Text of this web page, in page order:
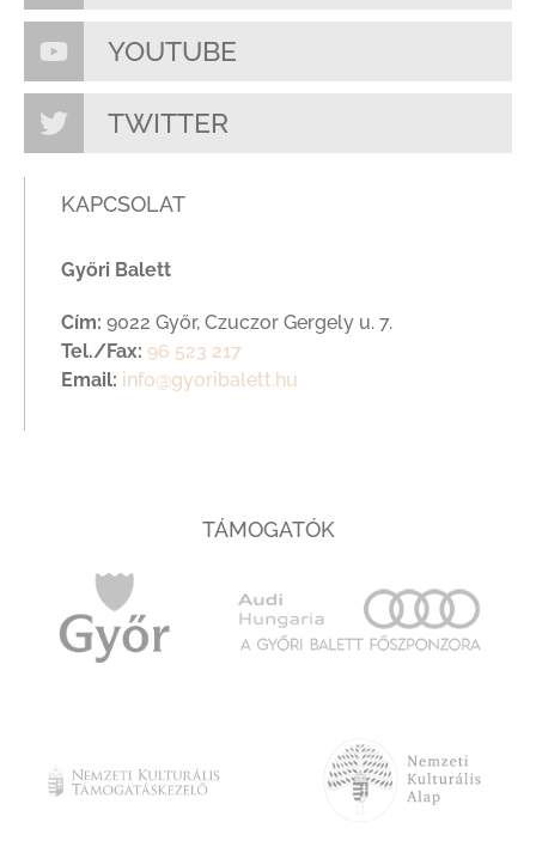
YOUTUBE
TWITTER
KAPCSOLAT
Győri Balett
Cím: 9022 Győr, Czuczor Gergely u. 7.
Tel./Fax: 96 523 217
Email: info@gyoribalett.hu
TÁMOGATÓK